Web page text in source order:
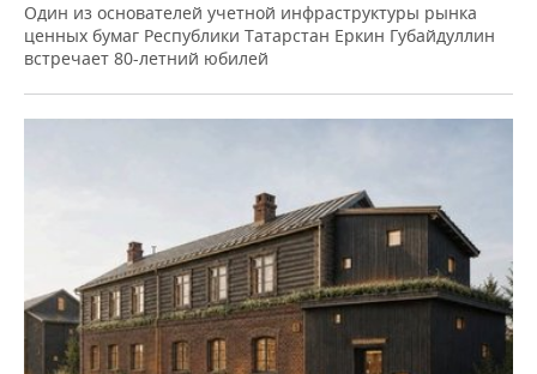
Один из основателей учетной инфраструктуры рынка
ценных бумаг Республики Татарстан Еркин Губайдуллин
встречает 80-летний юбилей